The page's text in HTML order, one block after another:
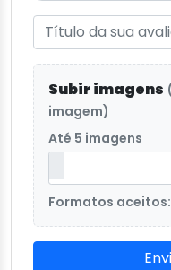
Subir imagens
imagem)
Até 5 imagens
Formatos aceitos: